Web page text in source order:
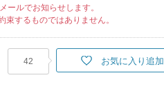
ールでお知らせします。
するものではありません。
42 お気に入り追加